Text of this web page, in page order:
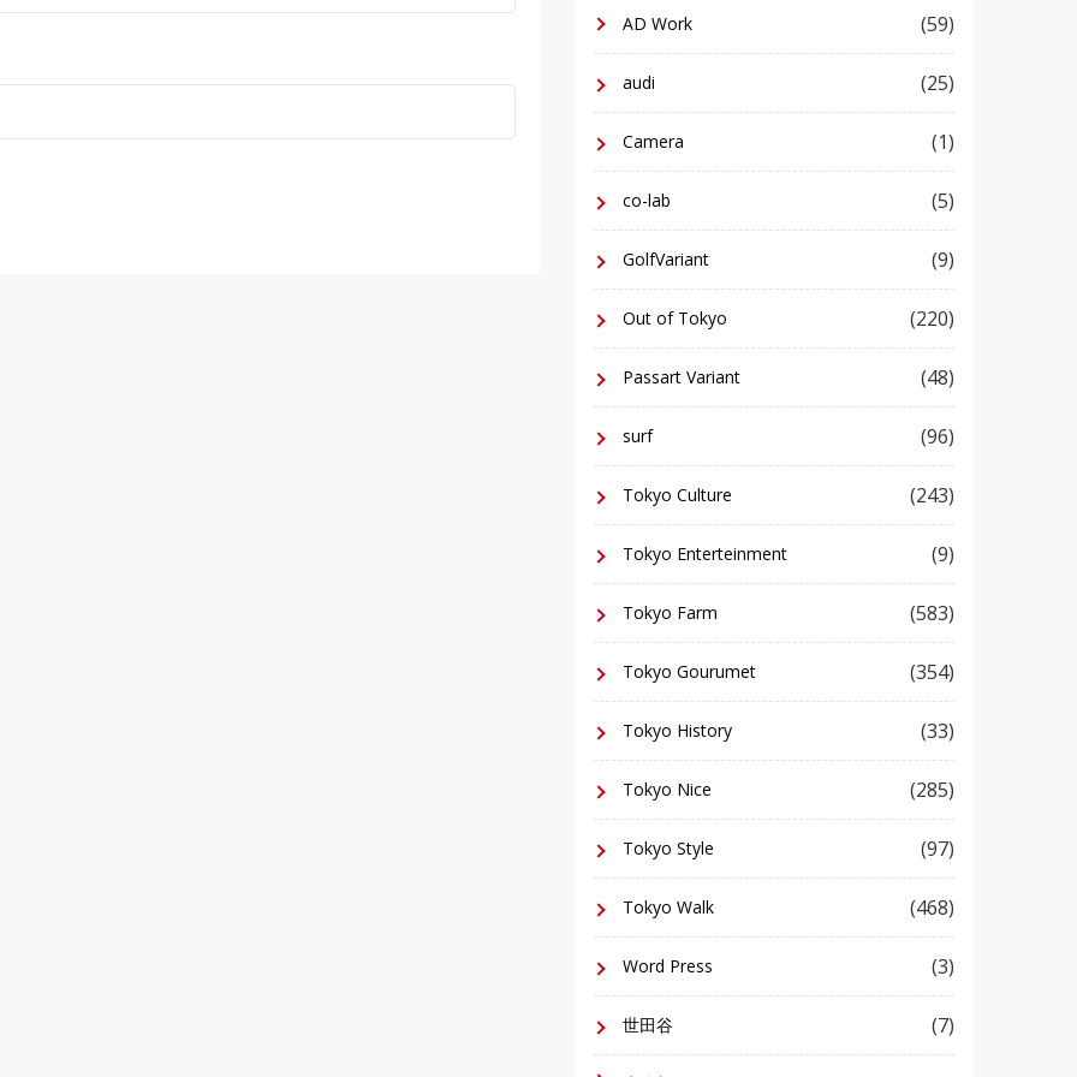
AD Work (59)
audi (25)
Camera (1)
co-lab (5)
GolfVariant (9)
Out of Tokyo (220)
Passart Variant (48)
surf (96)
Tokyo Culture (243)
Tokyo Enterteinment (9)
Tokyo Farm (583)
Tokyo Gourumet (354)
Tokyo History (33)
Tokyo Nice (285)
Tokyo Style (97)
Tokyo Walk (468)
Word Press (3)
世田谷 (7)